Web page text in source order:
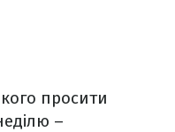
просити
–